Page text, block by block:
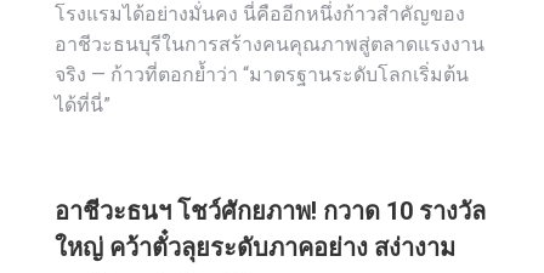
โรงแรมได้อย่างมั่นคง นี่คืออีกหนึ่งก้าวสำคัญของ
อาชีวะธนบุรีในการสร้างคนคุณภาพสู่ตลาดแรงงาน
จริง — ก้าวที่ตอกย้ำว่า “มาตรฐานระดับโลกเริ่มต้น
ได้ที่นี่”
อาชีวะธนฯ โชว์ศักยภาพ! กวาด 10 รางวัล
ใหญ่ คว้าตั๋วลุยระดับภาคอย่าง สง่างาม